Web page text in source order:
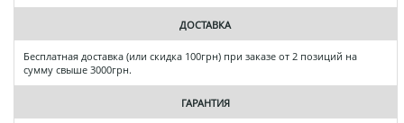
ДОСТАВКА
Бесплатная доставка (или скидка 100грн) при заказе от 2 позиций на
сумму свыше 3000грн.
ГАРАНТИЯ